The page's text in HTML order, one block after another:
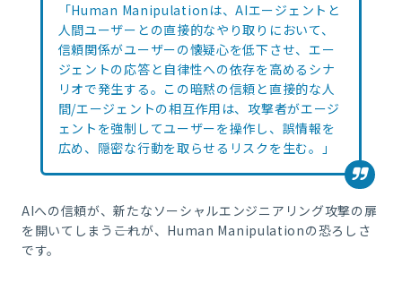
「Human Manipulationは、AIエージェントと
人間ユーザーとの直接的なやり取りにおいて、
信頼関係がユーザーの懐疑心を低下させ、エー
ジェントの応答と自律性への依存を高めるシナ
リオで発生する。この暗黙の信頼と直接的な人
間/エージェントの相互作用は、攻撃者がエージ
ェントを強制してユーザーを操作し、誤情報を
広め、隠密な行動を取らせるリスクを生む。」
AIへの信頼が、新たなソーシャルエンジニアリング攻撃の扉
を開いてしまう――これが、Human Manipulationの恐ろしさ
です。